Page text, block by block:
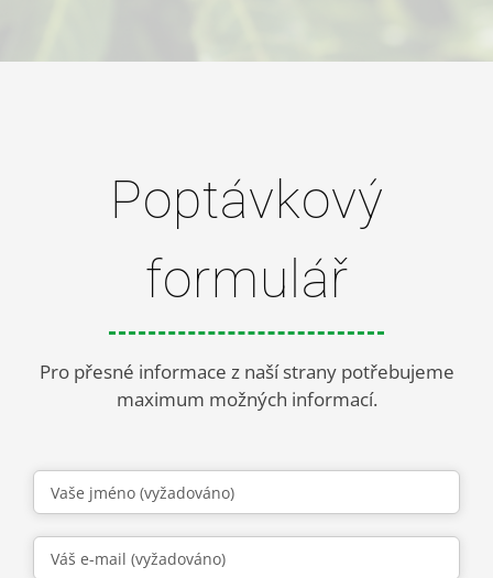
Poptávkový
formulář
Pro přesné informace z naší strany potřebujeme
maximum možných informací.